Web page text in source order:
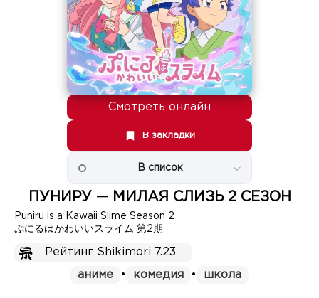
Смотреть онлайн
В закладки
В список
ПУНИРУ — МИЛАЯ СЛИЗЬ 2 СЕЗОН
Puniru is a Kawaii Slime Season 2
ぷにるはかわいいスライム 第2期
Рейтинг Shikimori 7.23
аниме • комедия • школа